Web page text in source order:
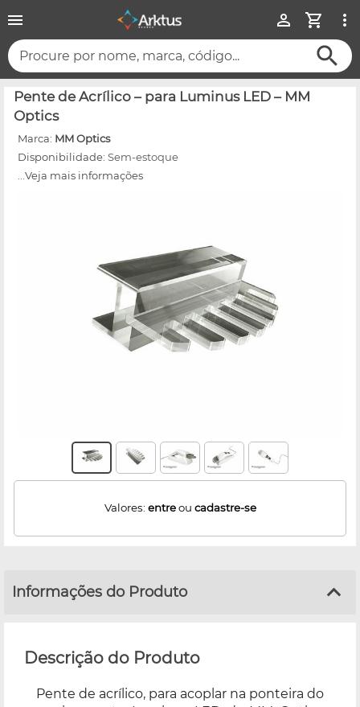
Procure por nome, marca, código...
Pente de Acrílico – para Luminus LED – MM
Optics
Marca: MM Optics
Disponibilidade: Sem-estoque
...Veja mais informações
Valores: entreou cadastre-se
Informações do Produto
Descrição do Produto
Pente de acrílico, para acoplar na ponteira do